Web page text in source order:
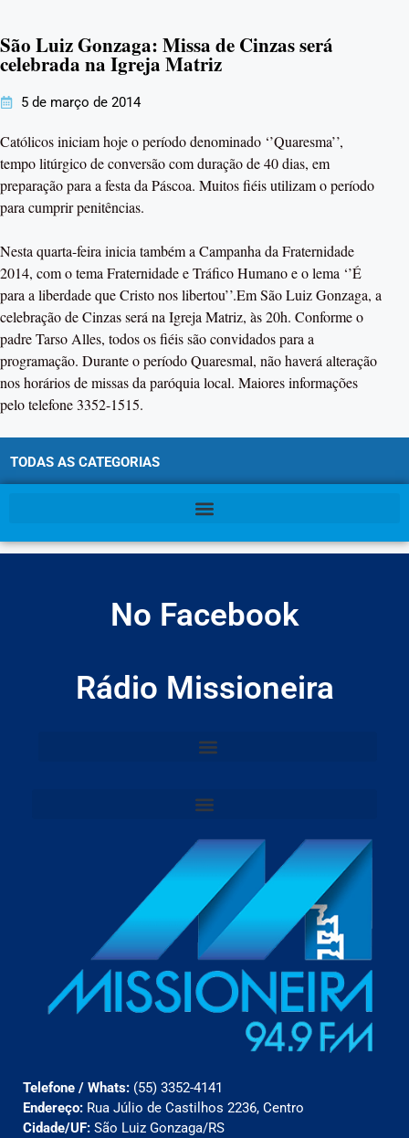
São Luiz Gonzaga: Missa de Cinzas será
celebrada na Igreja Matriz
5 de março de 2014
Católicos iniciam hoje o período denominado ‘’Quaresma’’,
tempo litúrgico de conversão com duração de 40 dias, em
preparação para a festa da Páscoa. Muitos fiéis utilizam o período
para cumprir penitências.
Nesta quarta-feira inicia também a Campanha da Fraternidade
2014, com o tema Fraternidade e Tráfico Humano e o lema ‘’É
para a liberdade que Cristo nos libertou’’.Em São Luiz Gonzaga, a
celebração de Cinzas será na Igreja Matriz, às 20h. Conforme o
padre Tarso Alles, todos os fiéis são convidados para a
programação. Durante o período Quaresmal, não haverá alteração
nos horários de missas da paróquia local. Maiores informações
pelo telefone 3352-1515.
TODAS AS CATEGORIAS
No Facebook
Rádio Missioneira
Telefone / Whats: (55) 3352-4141
Endereço: Rua Júlio de Castilhos 2236, Centro
Cidade/UF: São Luiz Gonzaga/RS